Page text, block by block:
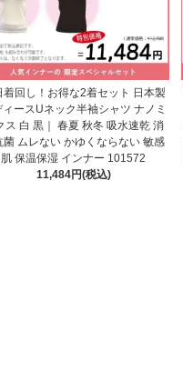
着回し！お得な2着セット 日本製
ィースUネック半袖シャツ ナノミ
ス 白 黒｜ 春夏 秋冬 吸水速乾 消
菌 ムレない かゆくならない 敏感
肌 保温保湿 インナー 101572
11,484円(税込)